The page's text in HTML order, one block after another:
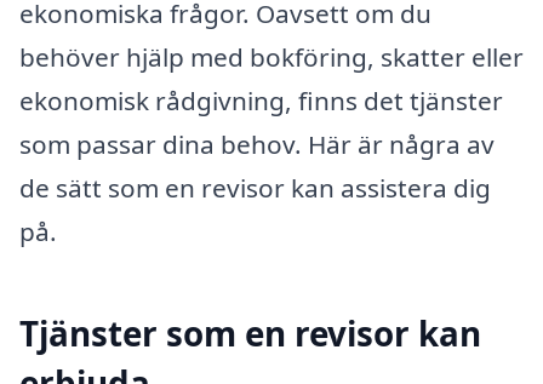
ekonomiska frågor. Oavsett om du
behöver hjälp med bokföring, skatter eller
ekonomisk rådgivning, finns det tjänster
som passar dina behov. Här är några av
de sätt som en revisor kan assistera dig
på.
Tjänster som en revisor kan